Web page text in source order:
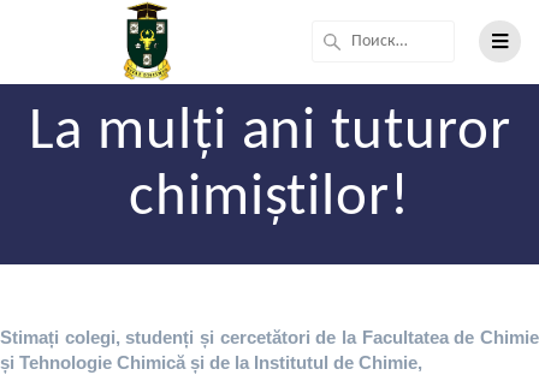
Найти:
La mulți ani tuturor
chimiștilor!
Stimați colegi, studenți și cercetători de la Facultatea de Chimie
și Tehnologie Chimică și de la Institutul de Chimie,